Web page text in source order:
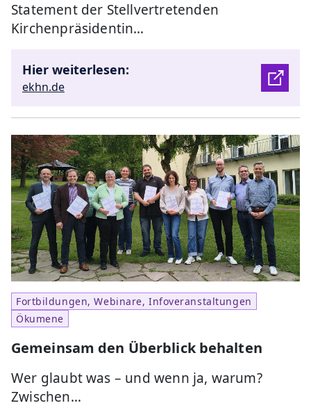
Statement der Stellvertretenden
Kirchenpräsidentin…
Hier weiterlesen:
ekhn.de
Fortbildungen, Webinare, Infoveranstaltungen
Ökumene
Gemeinsam den Überblick behalten
Wer glaubt was – und wenn ja, warum?
Zwischen…